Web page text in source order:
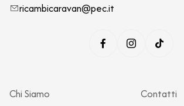
ricambicaravan@pec.it
Chi Siamo Contatti